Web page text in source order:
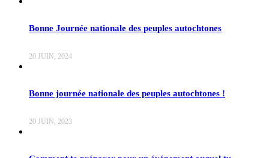
Bonne Journée nationale des peuples autochtones
20 JUIN, 2024
Bonne journée nationale des peuples autochtones !
20 JUIN, 2023